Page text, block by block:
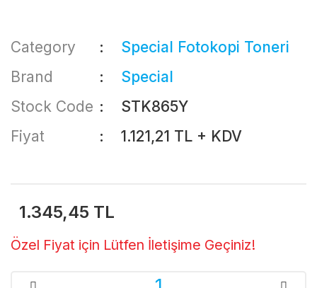
Category
Special Fotokopi Toneri
Brand
Special
Stock Code
STK865Y
Fiyat
1.121,21 TL + KDV
1.345,45 TL
Özel Fiyat için Lütfen İletişime Geçiniz!